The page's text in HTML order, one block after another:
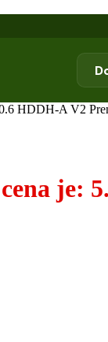
HDDH-A V2
je: